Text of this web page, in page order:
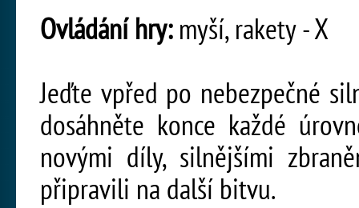
Ovládání hry:myší, rakety - X
Jeďte vpřed po nebezpečné
dosáhněte konce každé
novými díly, silnějšími
připravili na další bitvu.